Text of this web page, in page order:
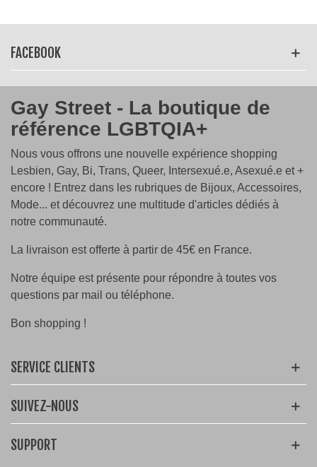
FACEBOOK
Gay Street - La boutique de
référence LGBTQIA+
Nous vous offrons une nouvelle expérience shopping
Lesbien, Gay, Bi, Trans, Queer, Intersexué.e, Asexué.e et +
encore ! Entrez dans les rubriques de Bijoux, Accessoires,
Mode... et découvrez une multitude d'articles dédiés à
notre communauté.
La livraison est offerte à partir de 45€ en France.
Notre équipe est présente pour répondre à toutes vos
questions par mail ou téléphone.
Bon shopping !
SERVICE CLIENTS
SUIVEZ-NOUS
SUPPORT